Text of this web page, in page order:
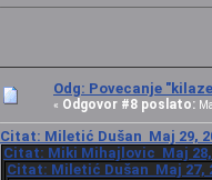
Odg: Povecanje
« Odgovor #8 poslato:
Citat: Miletić Dušan Maj 29,
Citat: Miki Mihajlovic Maj 28,
Citat: Miletić Dušan Maj 27,